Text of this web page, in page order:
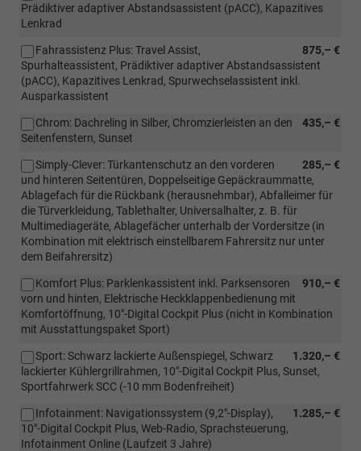
Prädiktiver adaptiver Abstandsassistent (pACC), Kapazitives
Lenkrad
875,– €
Fahrassistenz Plus: Travel Assist,
Spurhalteassistent, Prädiktiver adaptiver Abstandsassistent
(pACC), Kapazitives Lenkrad, Spurwechselassistent inkl.
Ausparkassistent
435,– €
Chrom: Dachreling in Silber, Chromzierleisten an den
Seitenfenstern, Sunset
285,– €
Simply-Clever: Türkantenschutz an den vorderen
und hinteren Seitentüren, Doppelseitige Gepäckraummatte,
Ablagefach für die Rückbank (herausnehmbar), Abfalleimer für
die Türverkleidung, Tablethalter, Universalhalter, z. B. für
Multimediageräte, Ablagefächer unterhalb der Vordersitze (in
Kombination mit elektrisch einstellbarem Fahrersitz nur unter
dem Beifahrersitz)
910,– €
Komfort Plus: Parklenkassistent inkl. Parksensoren
vorn und hinten, Elektrische Heckklappenbedienung mit
Komfortöffnung, 10"-Digital Cockpit Plus (nicht in Kombination
mit Ausstattungspaket Sport)
1.320,– €
Sport: Schwarz lackierte Außenspiegel, Schwarz
lackierter Kühlergrillrahmen, 10"-Digital Cockpit Plus, Sunset,
Sportfahrwerk SCC (-10 mm Bodenfreiheit)
1.285,– €
Infotainment: Navigationssystem (9,2"-Display),
10"-Digital Cockpit Plus, Web-Radio, Sprachsteuerung,
Infotainment Online (Laufzeit 3 Jahre)